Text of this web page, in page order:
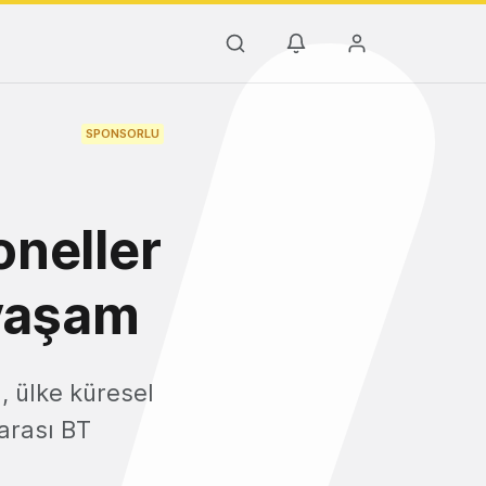
SPONSORLU
ülke küresel
BT